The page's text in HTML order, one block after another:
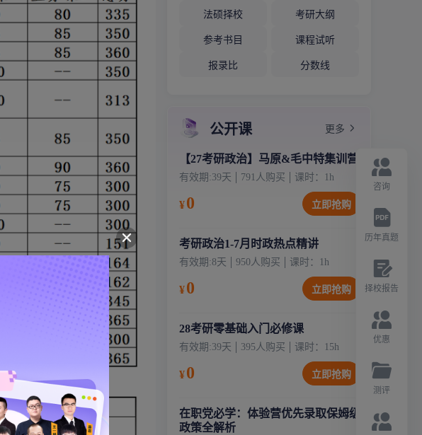
法硕择校 考研大纲
参考书目 课程试听
报录比 分数线
公开课 更多
【27考研政治】马原&毛中特集训营
有效期:39天 791人购买 课时： 1 h
¥0 立即抢购
考研政治1-7月时政热点精讲
有效期:8天 950人购买 课时： 1 h
¥0 立即抢购
28考研零基础入门必修课
有效期:39天 395人购买 课时： 15 h
¥0 立即抢购
在职党必学：体验营优先录取保姆级
政策全解析
咨询
历年真题
择校报告
优惠
测评